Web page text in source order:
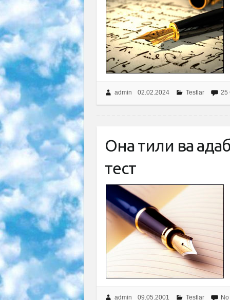
admin 02.02.2024 Testlar 25
Она тили ва
тест
admin 09.05.2001 Testlar